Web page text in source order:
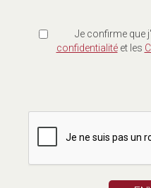
Je confirme que
confidentialitéet les